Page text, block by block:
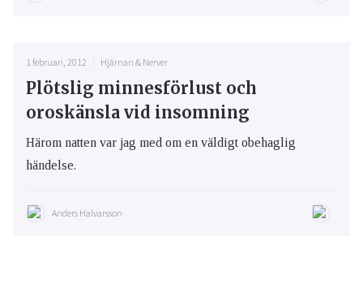
1 februari, 2012 Hjärnan & Nerver
Plötslig minnesförlust och
oroskänsla vid insomning
Härom natten var jag med om en väldigt obehaglig
händelse.
Anders Halvarsson